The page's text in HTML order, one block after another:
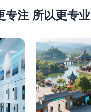
专注 所以更专业